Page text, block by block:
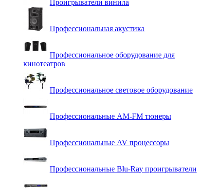
Проигрыватели винила
Профессиональная акустика
Профессиональное оборудование для
кинотеатров
Профессиональное световое оборудование
Профессиональные AM-FM тюнеры
Профессиональные AV процессоры
Профессиональные Blu-Ray проигрыватели